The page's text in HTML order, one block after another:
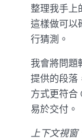
整理我手上
這樣做可以
行猜測。
我會將問題
提供的段落
方式更符合
易於交付。
上下文視窗